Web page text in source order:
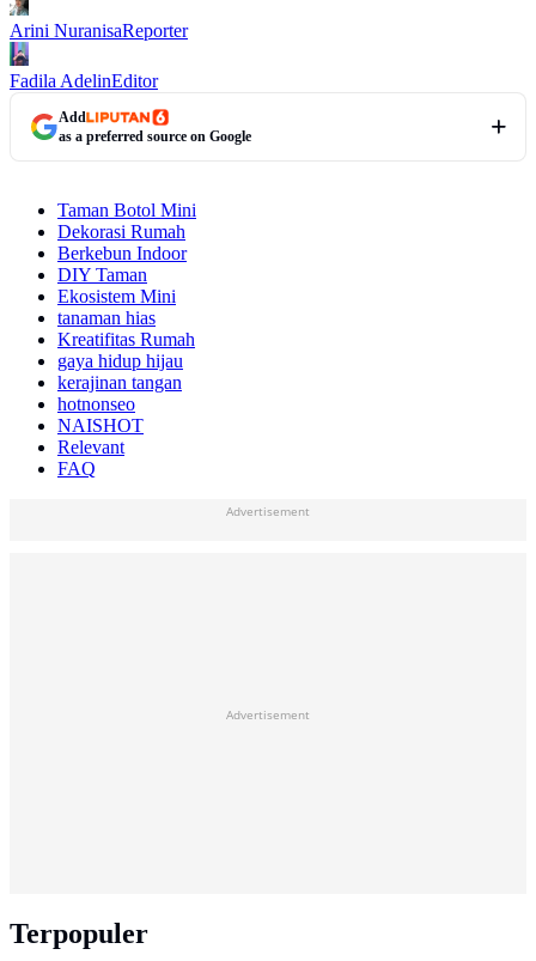
Arini NuranisaReporter
Fadila AdelinEditor
Add
as a preferred source on Google
Taman Botol Mini
Dekorasi Rumah
Berkebun Indoor
DIY Taman
Ekosistem Mini
tanaman hias
Kreatifitas Rumah
gaya hidup hijau
kerajinan tangan
hotnonseo
NAISHOT
Relevant
FAQ
Advertisement
Advertisement
Terpopuler